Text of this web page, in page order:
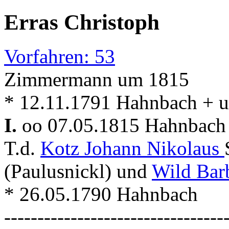
Erras Christoph
Vorfahren: 53
Zimmermann um 1815
* 12.11.1791 Hahnbach +
I. oo 07.05.1815
T.d. Kotz Johann Nikolaus
(Paulusnickl) und Wild
* 26.05.1790 Hahnbach